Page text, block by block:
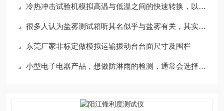
冷热冲击试验机模拟高温与低温之间的快速转换，以检验产品的耐候性、可靠性
很多人认为盐雾测试箱听其名似乎与盐雾有关，其实这样的理解并不完整
东莞厂家非标定做模拟运输振动台台面尺寸及围栏
小型电子电器产品，想做防淋雨的检测，通常会选择这款摆管淋雨试验箱